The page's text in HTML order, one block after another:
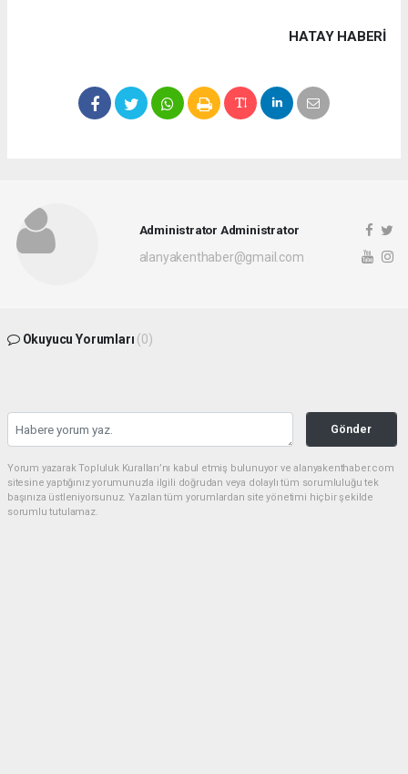
HATAY HABERİ
Administrator Administrator
alanyakenthaber@gmail.com
Okuyucu Yorumları (0)
Gönder
Yorum yazarak Topluluk Kuralları’nı kabul etmiş bulunuyor ve alanyakenthaber.com
sitesine yaptığınız yorumunuzla ilgili doğrudan veya dolaylı tüm sorumluluğu tek
başınıza üstleniyorsunuz. Yazılan tüm yorumlardan site yönetimi hiçbir şekilde
sorumlu tutulamaz.